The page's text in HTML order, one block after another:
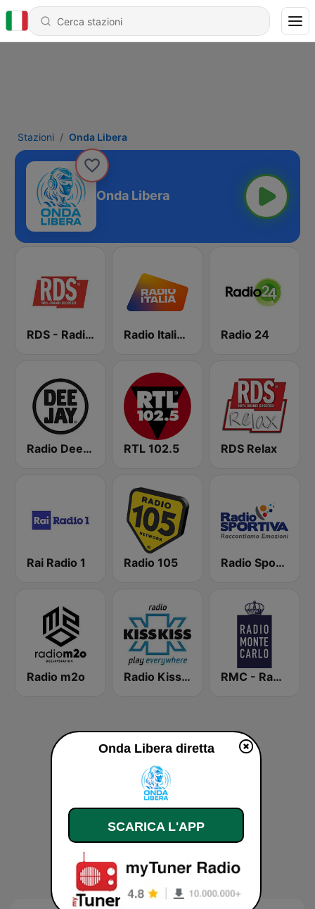
Stazioni Onda Libera
Onda Libera
RDS - Radio Dimensione Suono Radio Italia solomusicaitaliana Radio 24
Radio Deejay RTL 102.5 RDS Relax
Rai Radio 1 Radio 105 Radio Sportiva
Radio m2o Radio Kiss Kiss RMC - Radio Monte Carlo
Onda Libera diretta
SCARICA L'APP